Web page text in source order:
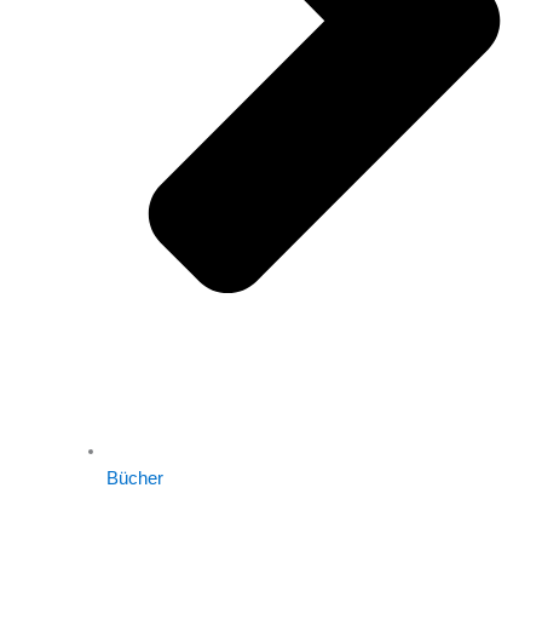
Bücher